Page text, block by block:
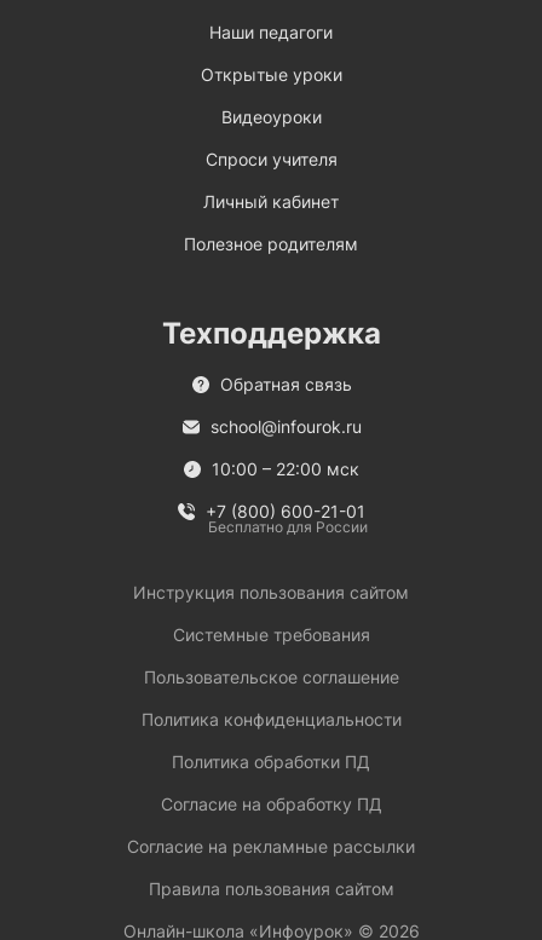
Наши педагоги
Открытые уроки
Видеоуроки
Спроси учителя
Личный кабинет
Полезное родителям
Техподдержка
Обратная связь
school@infourok.ru
10:00 – 22:00 мск
+7 (800) 600-21-01
Бесплатно для России
Инструкция пользования сайтом
Системные требования
Пользовательское соглашение
Политика конфиденциальности
Политика обработки ПД
Согласие на обработку ПД
Согласие на рекламные рассылки
Правила пользования сайтом
Онлайн-школа «Инфоурок» © 2026